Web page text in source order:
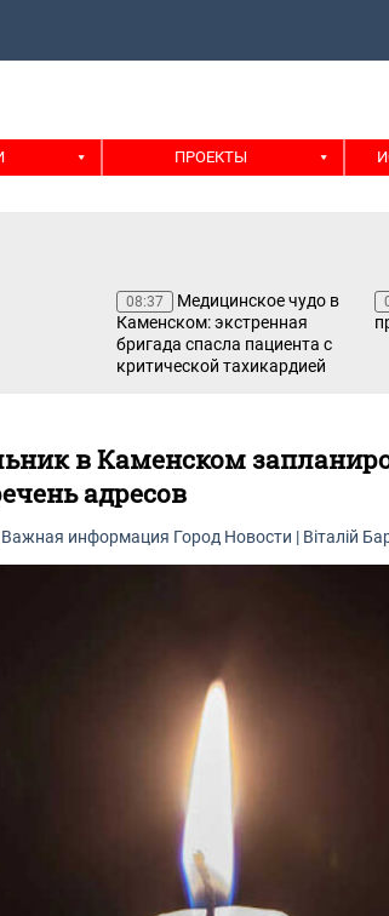
ПРОЕКТЫ
08:37
Медицинское чудо в
Каменском: экстренная
бригада спасла пациента с
критической тахикардией
в Каменском
адресов
Важная информация Город Новости | Віталій